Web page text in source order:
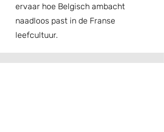
ervaar hoe Belgisch ambacht
naadloos past in de Franse
leefcultuur.